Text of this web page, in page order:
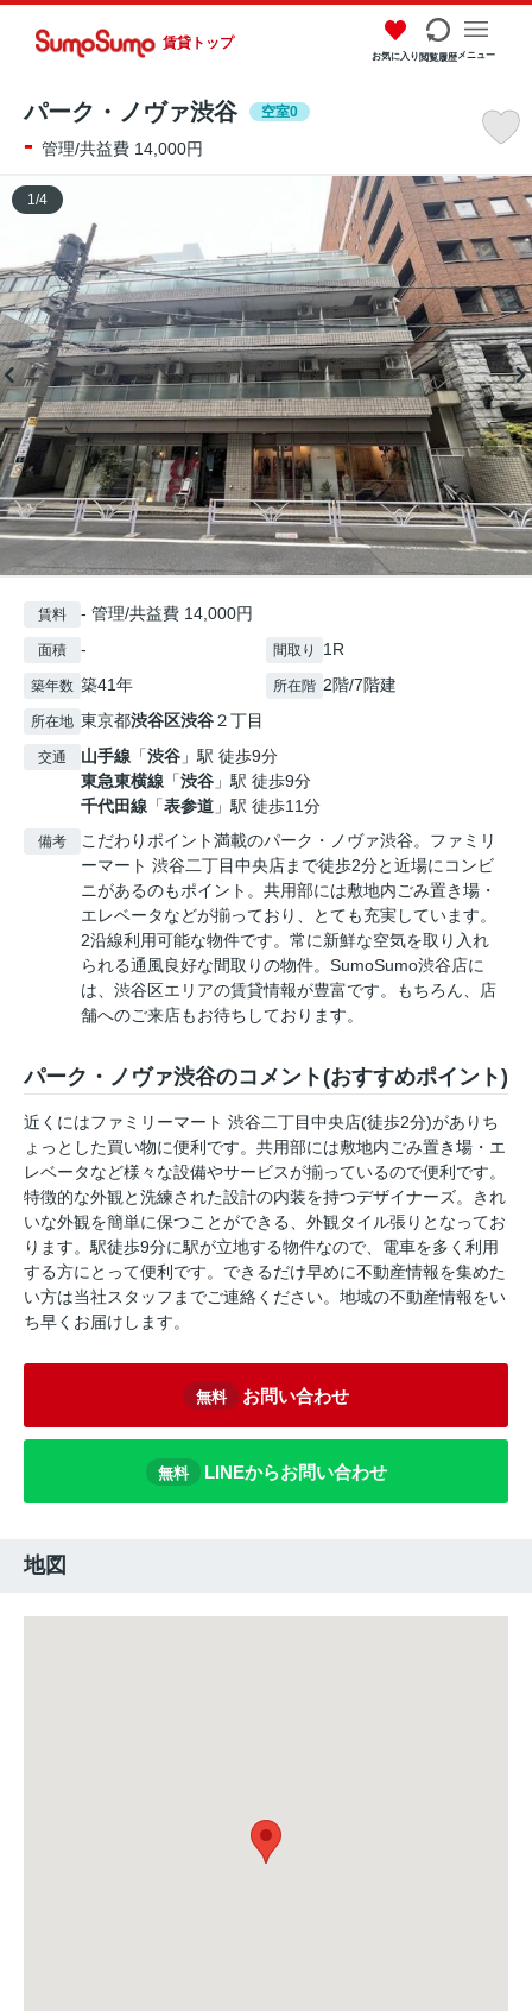
賃貸トップ
お気に入り閲覧履歴メニュー
パーク・ノヴァ渋谷 空室0
- 管理/共益費 14,000円
1 /4
賃料 - 管理/共益費 14,000円
面積 - 間取り 1R
築年数 築41年 所在階 2階/7階建
所在地 東京都渋谷区渋谷２丁目
交通 山手線 「渋谷 」駅 徒歩9分
東急東横線 「渋谷 」駅 徒歩9分
千代田線 「表参道 」駅 徒歩11分
備考
こだわりポイント満載のパーク・ノヴァ渋谷。ファミリ
ーマート 渋谷二丁目中央店まで徒歩2分と近場にコンビ
ニがあるのもポイント。共用部には敷地内ごみ置き場・
エレベータなどが揃っており、とても充実しています。
2沿線利用可能な物件です。常に新鮮な空気を取り入れ
られる通風良好な間取りの物件。SumoSumo渋谷店に
は、渋谷区エリアの賃貸情報が豊富です。もちろん、店
舗へのご来店もお待ちしております。
パーク・ノヴァ渋谷のコメント(おすすめポイント)
近くにはファミリーマート 渋谷二丁目中央店(徒歩2分)がありち
ょっとした買い物に便利です。共用部には敷地内ごみ置き場・エ
レベータなど様々な設備やサービスが揃っているので便利です。
特徴的な外観と洗練された設計の内装を持つデザイナーズ。きれ
いな外観を簡単に保つことができる、外観タイル張りとなってお
ります。駅徒歩9分に駅が立地する物件なので、電車を多く利用
する方にとって便利です。できるだけ早めに不動産情報を集めた
い方は当社スタッフまでご連絡ください。地域の不動産情報をい
ち早くお届けします。
無料 お問い合わせ
無料 LINEからお問い合わせ
地図